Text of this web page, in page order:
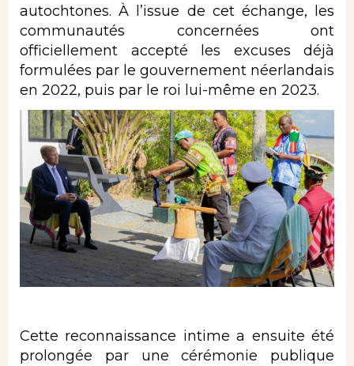
autochtones. À l’issue de cet échange, les
communautés concernées ont
officiellement accepté les excuses déjà
formulées par le gouvernement néerlandais
en 2022, puis par le roi lui-même en 2023.
Cette reconnaissance intime a ensuite été
prolongée par une cérémonie publique